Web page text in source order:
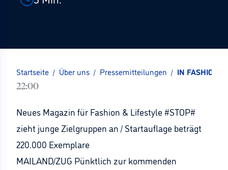
Startseite / Über uns / Pressemitteilungen / IN FASHION
22:00
Neues Magazin für Fashion & Lifestyle #STOP#
zieht junge Zielgruppen an / Startauflage beträgt
220.000 Exemplare
MAILAND/ZUG Pünktlich zur kommenden